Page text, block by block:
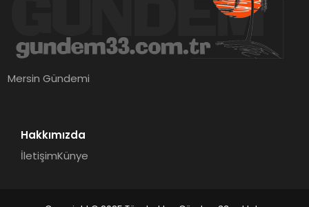
Mersin Gündemi
Hakkımızda
İletişimKünye